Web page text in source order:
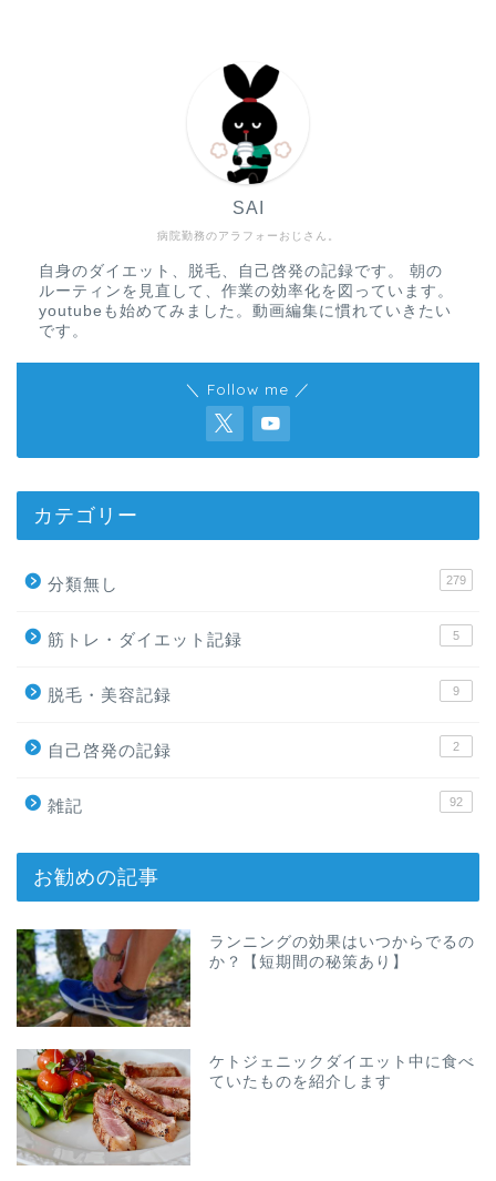
病院勤務のアラフォーおじさん。
SAI
自身のダイエット、脱毛、自己啓発の記録です。 朝の
ルーティンを見直して、作業の効率化を図っています。
youtubeも始めてみました。動画編集に慣れていきたい
です。
＼ Follow me ／
カテゴリー
分類無し 279
筋トレ・ダイエット記録 5
脱毛・美容記録 9
自己啓発の記録 2
雑記 92
お勧めの記事
ランニングの効果はいつからでるの
か？【短期間の秘策あり】
ケトジェニックダイエット中に食べ
ていたものを紹介します